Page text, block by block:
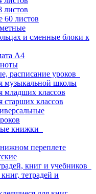
листов
60 листов
и сменные блоки к
А4
расписание уроков
музыкальной школы
младших классов
старших классов
книжки
переплете
книг и учебников
тетрадей и